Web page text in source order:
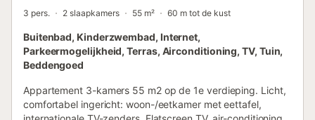
3 pers. 2 slaapkamers 55 m² 60 m tot de kust
Buitenbad, Kinderzwembad, Internet,
Parkeermogelijkheid, Terras, Airconditioning, TV, Tuin,
Beddengoed
Appartement 3-kamers 55 m2 op de 1e verdieping. Licht,
comfortabel ingericht: woon-/eetkamer met eettafel,